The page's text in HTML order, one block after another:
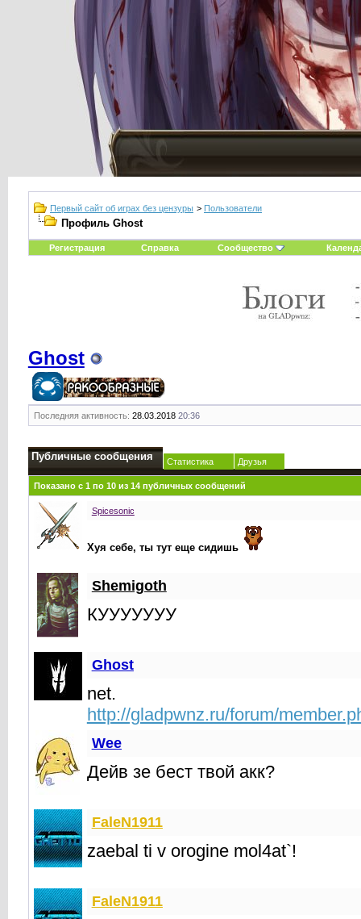
Первый сайт об играх без цензуры > Пользователи
Профиль Ghost
Регистрация Справка Сообщество
Ghost
Последняя активность: 28.03.2018 20:36
Публичные сообщения Статистика Друзья
Показано с 1 по 10из 14публичных сообщений
Spicesonic
Хуя себе, ты тут еще сидишь
Shemigoth
КУУУУУУУ
Ghost
net.
http://gladpwnz.ru/forum/
Wee
Дейв зе бест твой акк?
FaleN1911
zaebal ti v orogine mol4at`!
FaleN1911